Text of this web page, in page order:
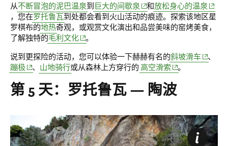
从不断冒泡的泥巴温泉到 巨大的间歇泉 (opens in new window)
和放松身心的温泉
，您在罗托鲁瓦到处都会看到火山活动的痕迹。探索该地区星
罗棋布的地热奇观，或观赏文化演出和品尝美味的窑烤美食，
了解独特的毛利文化(opens in new window)
。
说到更探险的活动，您可以体验一下赫赫有名的斜坡滑车(opens
、
蹦极 (opens in new window)
、 山地骑行或从森林上方穿行的 高空滑索(opens in new
。
第 5 天：罗托鲁瓦 — 陶波